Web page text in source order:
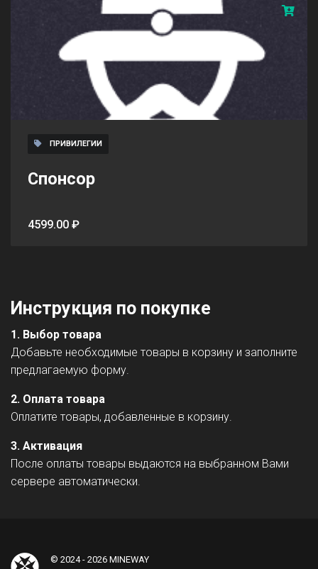
ПРИВИЛЕГИИ
Спонсор
4599.00 ₽
Инструкция по покупке
1. Выбор товара
Добавьте необходимые товары в корзину и заполните
предлагаемую форму.
2. Оплата товара
Оплатите товары, добавленные в корзину.
3. Активация
После оплаты товары выдаются на выбранном Вами
сервере автоматически.
© 2024 - 2026 MINEWAY